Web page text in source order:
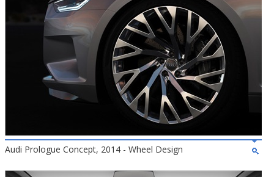
Audi Prologue Concept, 2014 - Wheel Design